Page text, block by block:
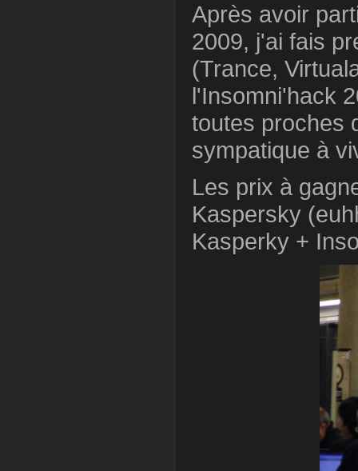
Après avoir
2009, j'ai fais
(Trance,
l'Insomni'hack
toutes proches
sympatique à
Les prix à
Kaspersky
Kasperky +